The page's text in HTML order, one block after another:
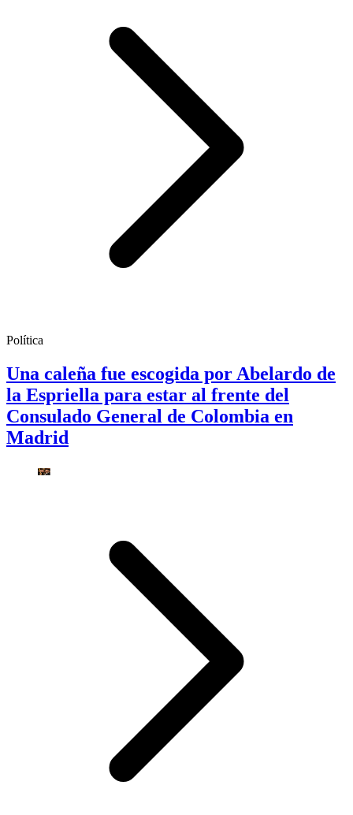
Política
Una caleña fue escogida por Abelardo de
la Espriella para estar al frente del
Consulado General de Colombia en
Madrid